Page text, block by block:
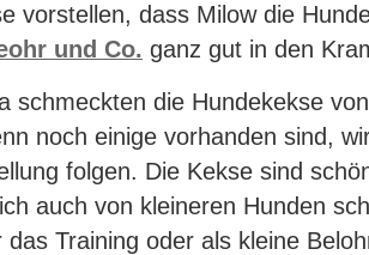
vorstellen, dass Milow die
und Co. ganz gut in den
schmeckten die Hundekekse
noch einige vorhanden sind,
folgen. Die Kekse sind
auch von kleineren Hunden
das Training oder als kleine